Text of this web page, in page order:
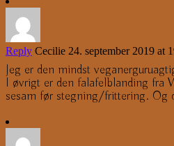
Reply Cecilie 24. september 2019 at
Jeg er den mindst
I øvrigt er den falafelblanding fra
sesam før stegning/frittering. Og